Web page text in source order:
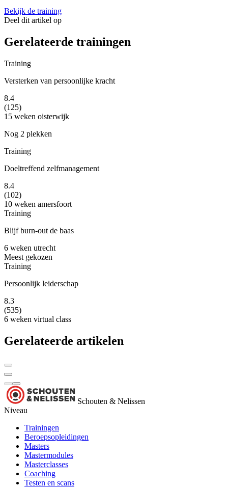
Bekijk de training
Deel dit artikel op
Gerelateerde trainingen
Training
Versterken van persoonlijke kracht
8.4
(125)
15 weken oisterwijk
Nog 2 plekken
Training
Doeltreffend zelfmanagement
8.4
(102)
10 weken amersfoort
Training
Blijf burn-out de baas
6 weken utrecht
Meest gekozen
Training
Persoonlijk leiderschap
8.3
(535)
6 weken virtual class
Gerelateerde artikelen
Schouten & Nelissen
Niveau
Trainingen
Beroepsopleidingen
Masters
Mastermodules
Masterclasses
Coaching
Testen en scans